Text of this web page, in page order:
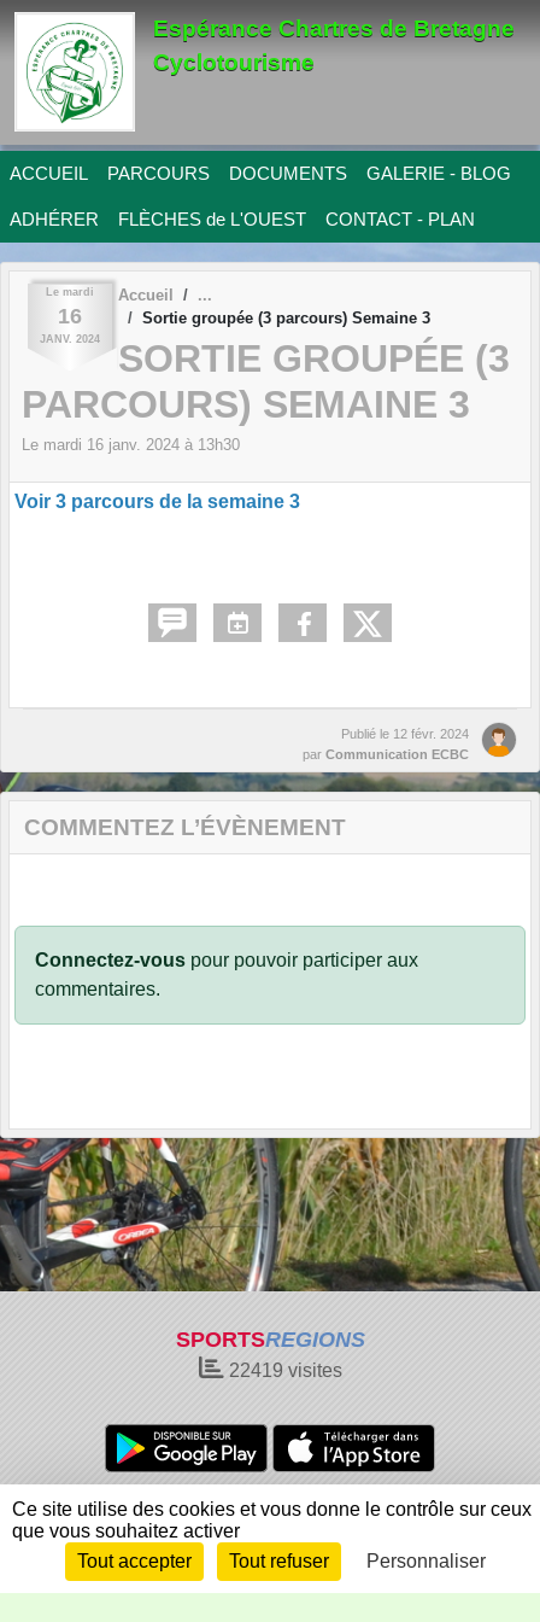
Espérance Chartres de Bretagne
Cyclotourisme
ACCUEIL PARCOURS DOCUMENTS GALERIE - BLOG
ADHÉRER FLÈCHES de L'OUEST CONTACT - PLAN
Le mardi
16
JANV. 2024
Accueil
Sortie groupée (3 parcours) Semaine 3
SORTIE GROUPÉE (3
PARCOURS) SEMAINE 3
Le mardi 16 janv. 2024 à 13h30
Voir 3 parcours de la semaine 3
Publié le 12 févr. 2024
par Communication ECBC
COMMENTEZ L’ÉVÈNEMENT
Connectez-vous pour pouvoir participer aux
commentaires.
SPORTSREGIONS
22419 visites
Charte cookies
Gestion des cookies
Informations légales
Signaler un contenu inapproprié
Envie de participer ?
Connexion
Panneau de gestion des cookies
Ce site utilise des cookies et vous donne le contrôle sur ceux
que vous souhaitez activer
Tout accepter
Tout refuser Personnaliser